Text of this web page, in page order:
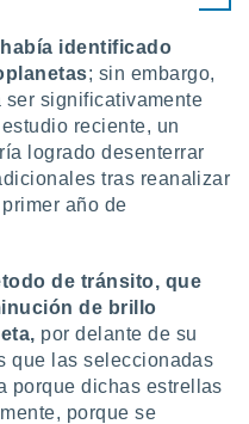
identificado
; sin embargo,
significativamente
reciente, un
logrado desenterrar
tras reanalizar
año de
de tránsito, que
de brillo
por delante de su
que las seleccionadas
porque dichas estrellas
porque se